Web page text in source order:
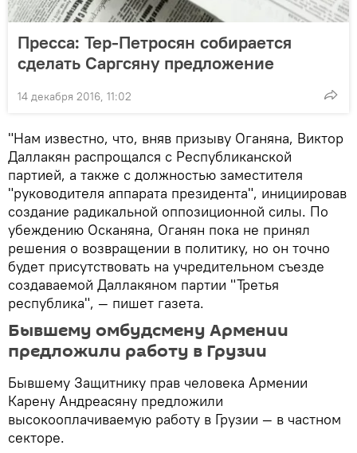
Пресса: Тер-Петросян собирается
сделать Саргсяну предложение
14 декабря 2016, 11:02
"Нам известно, что, вняв призыву Оганяна, Виктор
Даллакян распрощался с Республиканской
партией, а также с должностью заместителя
"руководителя аппарата президента", инициировав
создание радикальной оппозиционной силы. По
убеждению Осканяна, Оганян пока не принял
решения о возвращении в политику, но он точно
будет присутствовать на учредительном съезде
создаваемой Даллакяном партии "Третья
республика", — пишет газета.
Бывшему омбудсмену Армении
предложили работу в Грузии
Бывшему Защитнику прав человека Армении
Карену Андреасяну предложили
высокооплачиваемую работу в Грузии — в частном
секторе.